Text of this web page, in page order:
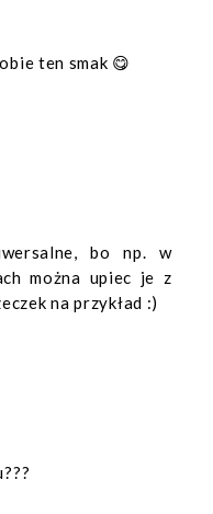
ten smak 😋
bo np. w
można upiec je z
na przykład :)